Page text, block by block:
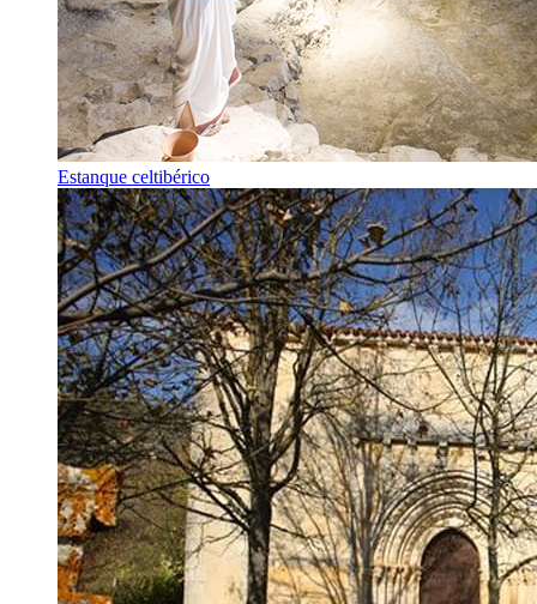
Estanque celtibérico